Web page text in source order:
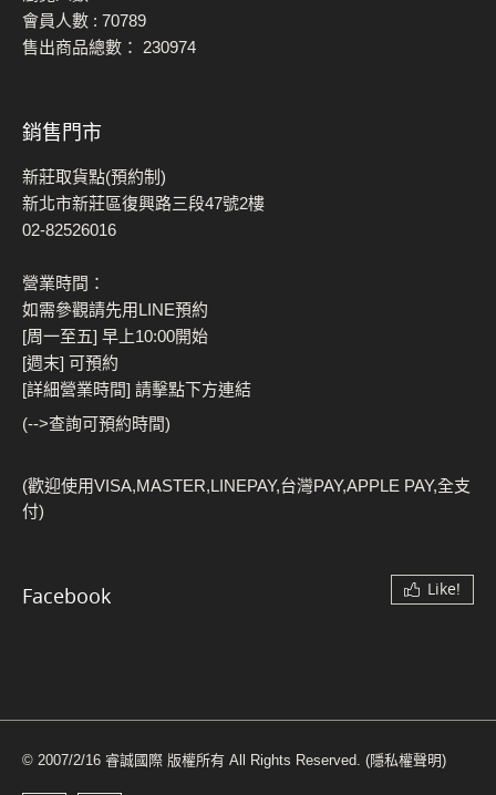
會員人數 : 70789
售出商品總數： 230974
銷售門市
新莊取貨點(預約制)
新北市新莊區復興路三段47號2樓
02-82526016
營業時間：
如需參觀請先用LINE預約
[周一至五] 早上10:00開始
[週末] 可預約
[詳細營業時間] 請擊點下方連結
(-->查詢可預約時間)
(歡迎使用VISA,MASTER,LINEPAY,台灣PAY,APPLE PAY,全支
付)
Facebook Like!
© 2007/2/16 睿誠國際 版權所有 All Rights Reserved. (隱私權聲明)